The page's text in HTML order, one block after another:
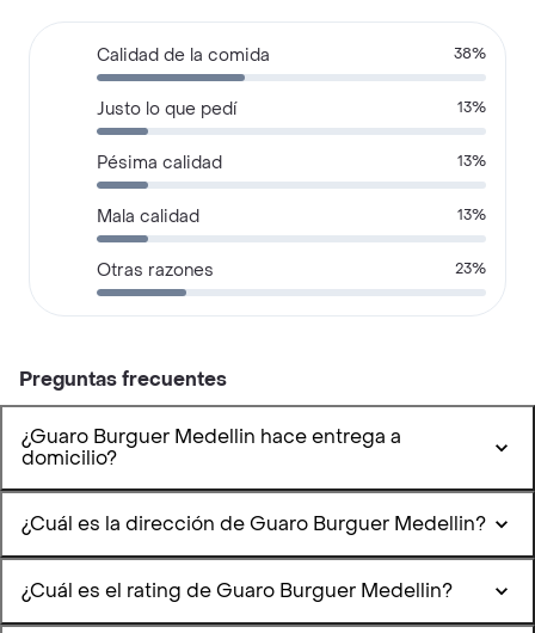
Calidad de la comida 38%
Justo lo que pedí 13%
Pésima calidad 13%
Mala calidad 13%
Otras razones 23%
Preguntas frecuentes
¿Guaro Burguer Medellin hace entrega a
domicilio?
¿Cuál es la dirección de Guaro Burguer Medellin?
¿Cuál es el rating de Guaro Burguer Medellin?